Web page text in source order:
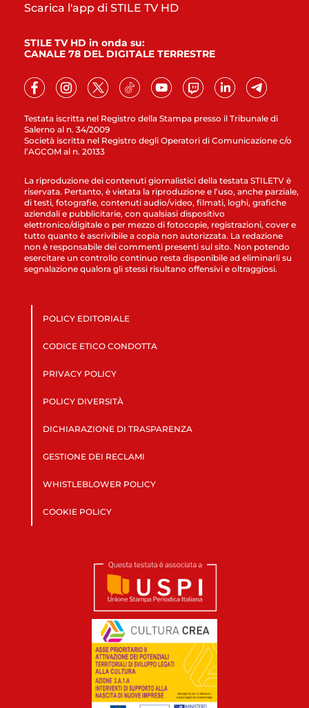
Testata iscritta nel Registro della Stampa presso il Tribunale di
Salerno al n. 34/2009
Società iscritta nel Registro degli Operatori di Comunicazione c/o
l’AGCOM al n. 20133
Scarica l'app di STILE TV HD
STILE TV HD in onda su:
CANALE 78 DEL DIGITALE TERRESTRE
La riproduzione dei contenuti giornalistici della testata STILETV è
riservata. Pertanto, è vietata la riproduzione e l’uso, anche parziale,
di testi, fotografie, contenuti audio/video, filmati, loghi, grafiche
aziendali e pubblicitarie, con qualsiasi dispositivo
elettronico/digitale o per mezzo di fotocopie, registrazioni, cover e
tutto quanto è ascrivibile a copia non autorizzata. La redazione
non è responsabile dei commenti presenti sul sito. Non potendo
esercitare un controllo continuo resta disponibile ad eliminarli su
segnalazione qualora gli stessi risultano offensivi e oltraggiosi.
POLICY EDITORIALE
CODICE ETICO CONDOTTA
PRIVACY POLICY
POLICY DIVERSITÀ
DICHIARAZIONE DI TRASPARENZA
GESTIONE DEI RECLAMI
WHISTLEBLOWER POLICY
COOKIE POLICY